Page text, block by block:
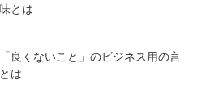
とは
「良くないこと」のビジネス用の言
は